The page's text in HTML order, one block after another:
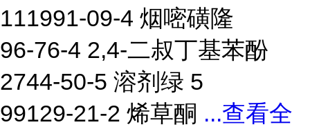
111991-09-4 烟嘧磺隆
96-76-4 2,4-二叔丁基苯酚
2744-50-5 溶剂绿 5
99129-21-2 烯草酮 ...查看全